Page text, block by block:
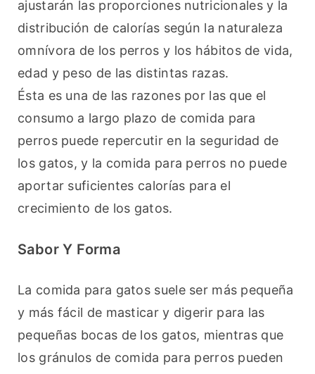
ajustarán las proporciones nutricionales y la
distribución de calorías según la naturaleza
omnívora de los perros y los hábitos de vida,
edad y peso de las distintas razas.
Ésta es una de las razones por las que el
consumo a largo plazo de comida para
perros puede repercutir en la seguridad de
los gatos, y la comida para perros no puede
aportar suficientes calorías para el
crecimiento de los gatos.
Sabor Y Forma
La comida para gatos suele ser más pequeña
y más fácil de masticar y digerir para las
pequeñas bocas de los gatos, mientras que
los gránulos de comida para perros pueden